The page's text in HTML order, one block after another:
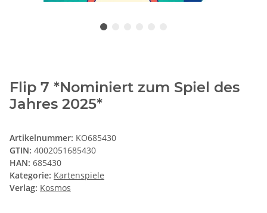
Flip 7 *Nominiert zum Spiel des
Jahres 2025*
Artikelnummer: KO685430
GTIN: 4002051685430
HAN: 685430
Kategorie: Kartenspiele
Verlag: Kosmos